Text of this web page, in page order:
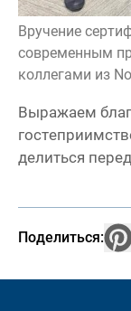
Вручение
современным
коллегами из
Выражаем
делиться
Поделиться: